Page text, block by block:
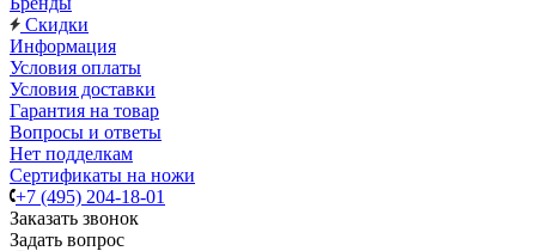
Скидки
Информация
Условия оплаты
Условия доставки
Гарантия на товар
Вопросы и ответы
Нет подделкам
Сертификаты на ножи
+7 (495) 204-18-01
Заказать звонок
Задать вопрос